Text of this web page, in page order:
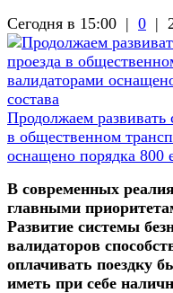
Сегодня в 15:00 | 0 |
Продолжаем развивать
в общественном
оснащено порядка 800
В современных
главными
Развитие системы
валидаторов
оплачивать поездку
иметь при себе